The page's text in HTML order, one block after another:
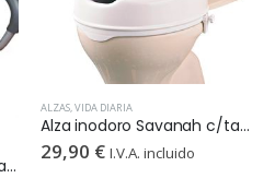
Alza WC reposabrazos abatibles con tapa
ALZAS,VIDA DIARIA
Alza inodoro Savanah c/tapa 10 cm
29,90 € I.V.A. incluido